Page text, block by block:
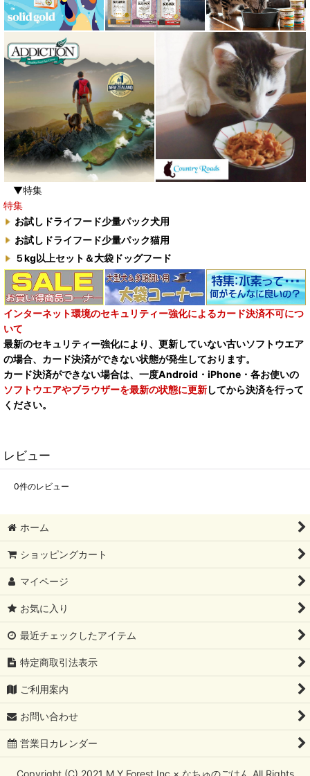
▼特集
特集
お試しドライフード少量パック犬用
お試しドライフード少量パック猫用
５kg以上セット＆大袋ドッグフード
インターネット環境のセキュリティー強化によるカード決済不可につ
いて
最新のセキュリティー強化により、更新していない古いソフトウエア
の場合、カード決済ができない状態が発生しております。
カード決済ができない場合は、一度Android・iPhone・各お使いの
ソフトウエアやブラウザーを最新の状態に更新してから決済を行って
ください。
レビュー
0件のレビュー
ホーム
ショッピングカート
マイページ
お気に入り
最近チェックしたアイテム
特定商取引法表示
ご利用案内
お問い合わせ
営業日カレンダー
Copyright (C) 2021 M.Y Forest Inc × なちゅのごはん All Rights